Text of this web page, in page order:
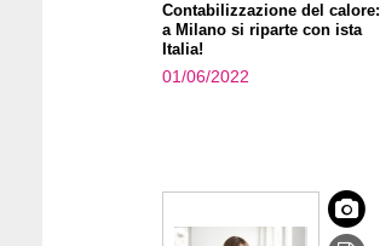
Contabilizzazione del calore:
a Milano si riparte con ista
Italia!
01/06/2022